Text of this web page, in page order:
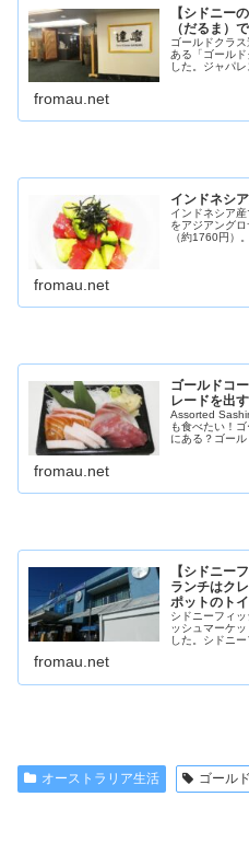
【シドニー
（だるま）
ゴールドクラ
ある「ゴール
した。ジャパ
fromau.net
インドネシ
インドネシア
をアジアング
（約1760円）
fromau.net
ゴールドコ
レードを出
Assorted
も食べたい！
にある？ゴー
fromau.net
【シドニー
ランチはク
ポットのト
シドニーフィ
ッシュマーケ
した。シドニ
fromau.net
オーストラリア生活 ゴール